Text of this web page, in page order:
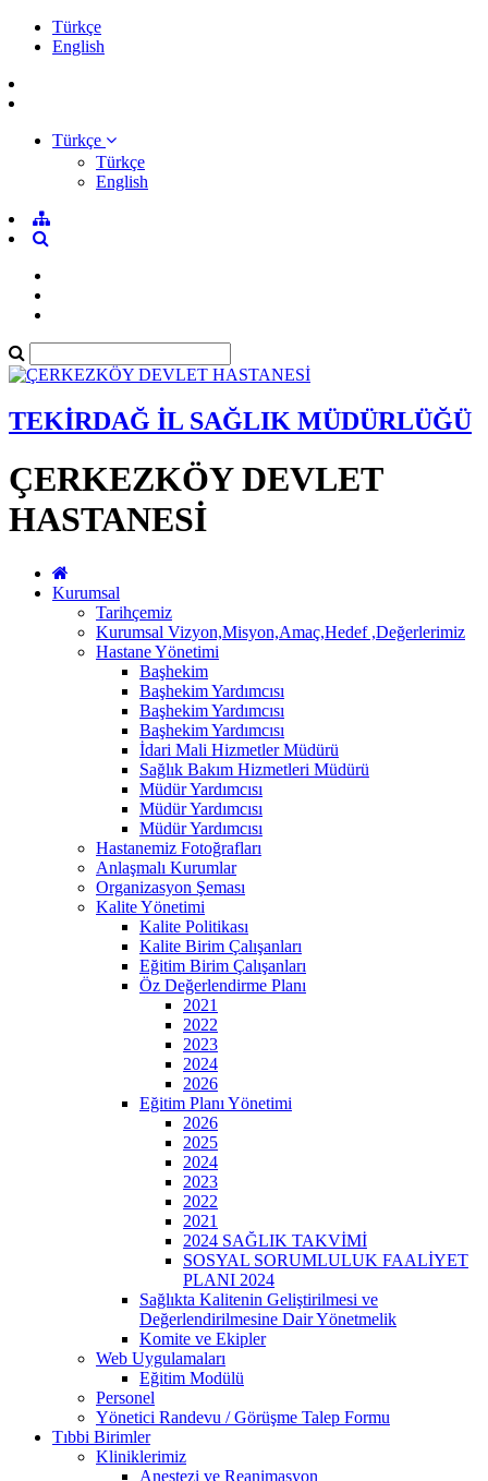
Türkçe
English
Türkçe
Türkçe
English
TEKİRDAĞ İL SAĞLIK MÜDÜRLÜĞÜ
ÇERKEZKÖY DEVLET
HASTANESİ
Kurumsal
Tarihçemiz
Kurumsal Vizyon,Misyon,Amaç,Hedef ,Değerlerimiz
Hastane Yönetimi
Başhekim
Başhekim Yardımcısı
Başhekim Yardımcısı
Başhekim Yardımcısı
İdari Mali Hizmetler Müdürü
Sağlık Bakım Hizmetleri Müdürü
Müdür Yardımcısı
Müdür Yardımcısı
Müdür Yardımcısı
Hastanemiz Fotoğrafları
Anlaşmalı Kurumlar
Organizasyon Şeması
Kalite Yönetimi
Kalite Politikası
Kalite Birim Çalışanları
Eğitim Birim Çalışanları
Öz Değerlendirme Planı
2021
2022
2023
2024
2026
Eğitim Planı Yönetimi
2026
2025
2024
2023
2022
2021
2024 SAĞLIK TAKVİMİ
SOSYAL SORUMLULUK FAALİYET
PLANI 2024
Sağlıkta Kalitenin Geliştirilmesi ve
Değerlendirilmesine Dair Yönetmelik
Komite ve Ekipler
Web Uygulamaları
Eğitim Modülü
Personel
Yönetici Randevu / Görüşme Talep Formu
Tıbbi Birimler
Kliniklerimiz
Anestezi ve Reanimasyon